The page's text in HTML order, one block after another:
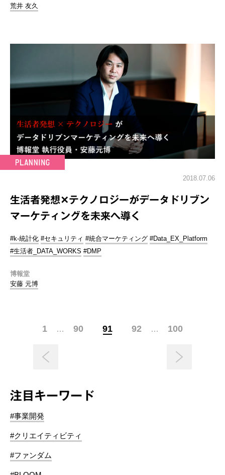
荒井 友久
2018.07.06
生活者発想✕テクノロジーがデータドリブン
マーケティングを未来へ導く
#k-統計化 #セキュリティ #統合マーケティング #Data_EX_Platform
#生活者_DATA_WORKS #DMP
博報堂
安藤 元博
1 … 90 91 92 … 100
注目キーワード
#事業開発
#クリエイティビティ
#ファンダム